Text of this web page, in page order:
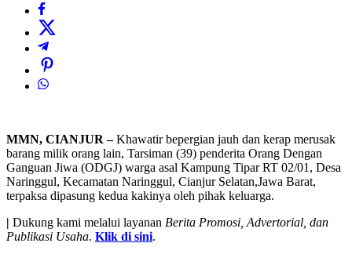
MMN, CIANJUR –Khawatir bepergian jauh dan kerap merusak
barang milik orang lain, Tarsiman (39) penderita Orang Dengan
Ganguan Jiwa (ODGJ) warga asal Kampung Tipar RT 02/01, Desa
Naringgul, Kecamatan Naringgul, Cianjur Selatan,Jawa Barat,
terpaksa dipasung kedua kakinya oleh pihak keluarga.
| Dukung kami melalui layanan Berita Promosi, Advertorial, dan
Publikasi Usaha. Klik di sini.